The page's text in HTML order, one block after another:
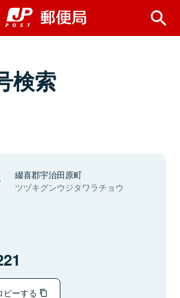
検索
綴喜郡宇治田原町
ツヅキグンウジタワラチョウ
ピーする